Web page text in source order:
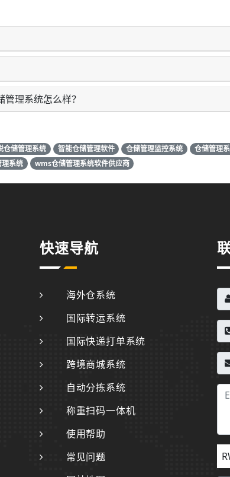
理系统怎么样？
仓储管理系统 智能仓储管理软件 仓储管理监控系统
仓储管理
系统 wms仓储管理系统软件供应商
快速导航
海外仓系统
国际转运系统
国际快递打单系统
跨境商城系统
自动分拣系统
称重扫码一体机
使用帮助
常见问题